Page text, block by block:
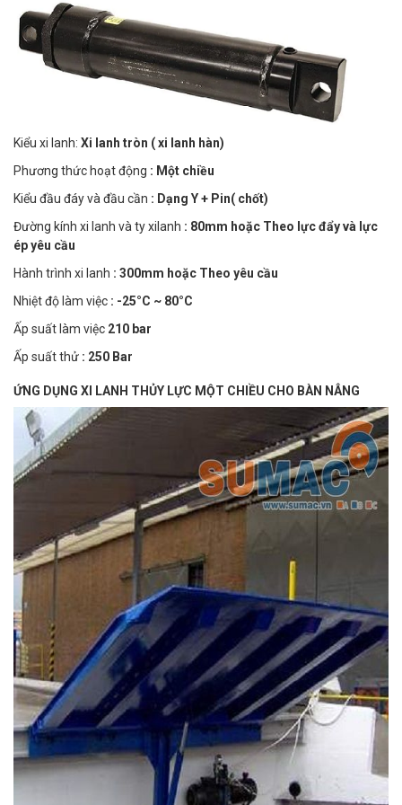
Kiểu xi lanh: Xi lanh tròn ( xi lanh hàn)
Phương thức hoạt động : Một chiều
Kiểu đầu đáy và đầu cần : Dạng Y + Pin( chốt)
Đường kính xi lanh và ty xilanh : 80mm hoặc Theo lực đẩy và lực
ép yêu cầu
Hành trình xi lanh : 300mm hoặc Theo yêu cầu
Nhiệt độ làm việc : -25°C ~ 80°C
Ấp suất làm việc 210 bar
Ấp suất thử : 250 Bar
ỨNG DỤNG XI LANH THỦY LỰC MỘT CHIỀU CHO BÀN NÂNG